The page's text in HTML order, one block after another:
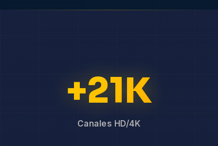
+21K
Canales HD/4K